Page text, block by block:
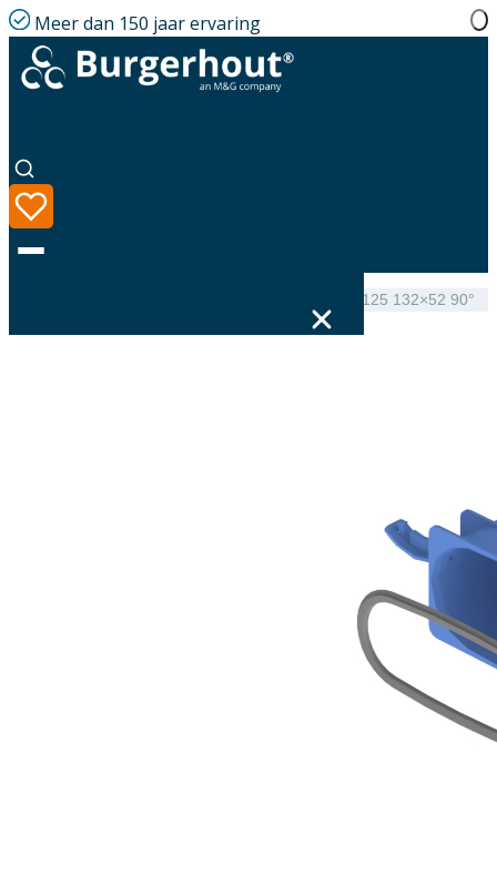
Meer dan 150 jaar ervaring
Hybalans+ Valve connection 125 132×52 90°